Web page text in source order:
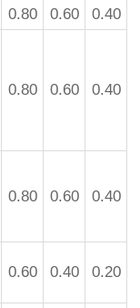
0.80 0.60
0.40
0.80 0.60 0.40
0.80 0.60 0.40
0.60 0.40 0.20